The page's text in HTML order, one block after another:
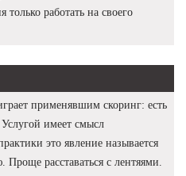
только работать на своего
применявшим скоринг: есть
Услугой имеет смысл
это явление называется
расставаться с лентяями.